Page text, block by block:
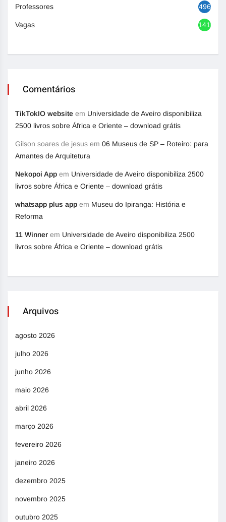
Professores 496
Vagas 1416
Comentários
TikTokIO website em Universidade de Aveiro disponibiliza
2500 livros sobre África e Oriente – download grátis
Gilson soares de jesus em 06 Museus de SP – Roteiro: para
Amantes de Arquitetura
Nekopoi App em Universidade de Aveiro disponibiliza 2500
livros sobre África e Oriente – download grátis
whatsapp plus app em Museu do Ipiranga: História e
Reforma
11 Winner em Universidade de Aveiro disponibiliza 2500
livros sobre África e Oriente – download grátis
Arquivos
agosto 2026
julho 2026
junho 2026
maio 2026
abril 2026
março 2026
fevereiro 2026
janeiro 2026
dezembro 2025
novembro 2025
outubro 2025